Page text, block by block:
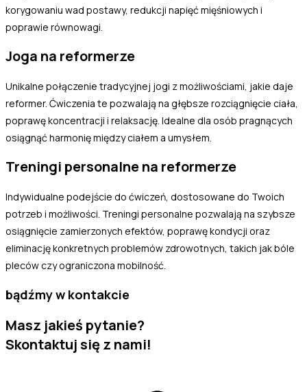
korygowaniu wad postawy, redukcji napięć mięśniowych i
poprawie równowagi.
Joga na reformerze
Unikalne połączenie tradycyjnej jogi z możliwościami, jakie daje
reformer. Ćwiczenia te pozwalają na głębsze rozciągnięcie ciała,
poprawę koncentracji i relaksację. Idealne dla osób pragnących
osiągnąć harmonię między ciałem a umysłem.
Treningi personalne na reformerze
Indywidualne podejście do ćwiczeń, dostosowane do Twoich
potrzeb i możliwości. Treningi personalne pozwalają na szybsze
osiągnięcie zamierzonych efektów, poprawę kondycji oraz
eliminację konkretnych problemów zdrowotnych, takich jak bóle
pleców czy ograniczona mobilność.
bądźmy w kontakcie
Masz jakieś pytanie?
Skontaktuj się z nami!